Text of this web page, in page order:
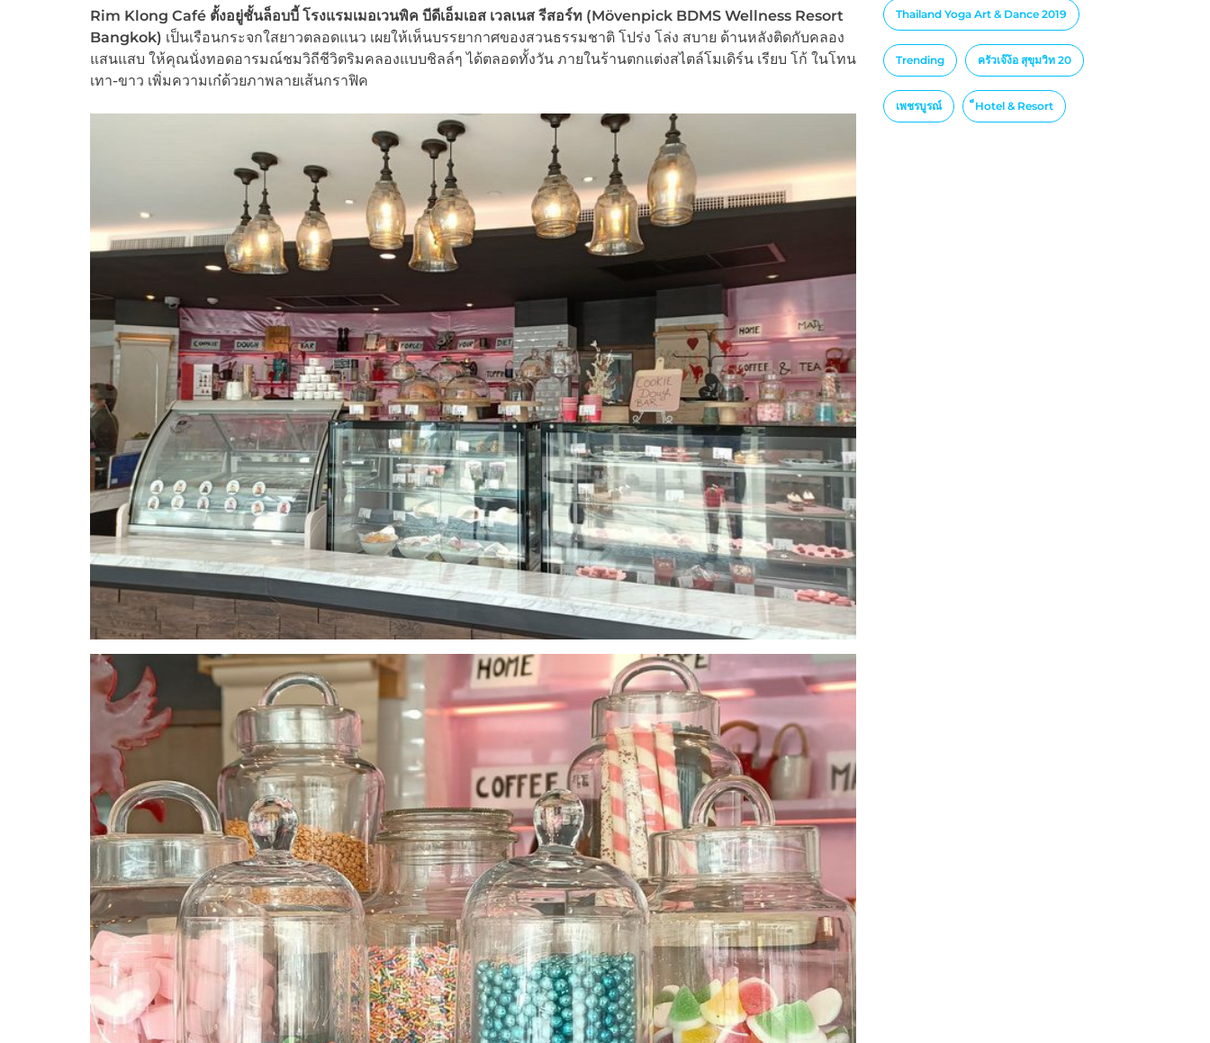
Thailand Yoga Art & Dance 2019
Trending ครัวเจ๊ง้อ สุขุมวิท 20
เพชรบูรณ์ ็Hotel & Resort
Rim Klong Café ตั้งอยู่ชั้นล็อบบี้ โรงแรมเมอเวนพิค บีดีเอ็มเอส เวลเนส รีสอร์ท (Mövenpick BDMS Wellness Resort
Bangkok) เป็นเรือนกระจกใสยาวตลอดแนว เผยให้เห็นบรรยากาศของสวนธรรมชาติ โปร่ง โล่ง สบาย ด้านหลังติดกับคลอง
แสนแสบ ให้คุณนั่งทอดอารมณ์ชมวิถีชีวิตริมคลองแบบชิลล์ๆ ได้ตลอดทั้งวัน ภายในร้านตกแต่งสไตล์โมเดิร์น เรียบ โก้ ในโทน
เทา-ขาว เพิ่มความเก๋ด้วยภาพลายเส้นกราฟิค